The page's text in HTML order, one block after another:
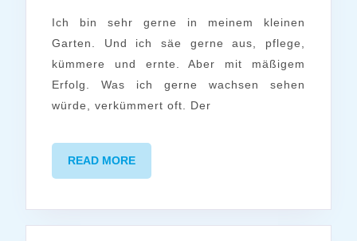
mit
Unkraut
Ich bin sehr gerne in meinem kleinen
Garten. Und ich säe gerne aus, pflege,
kümmere und ernte. Aber mit mäßigem
Erfolg. Was ich gerne wachsen sehen
würde, verkümmert oft. Der
READ MOREREAD
MORE